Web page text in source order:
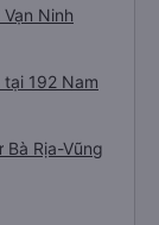
Ninh
192 Nam
Rịa-Vũng